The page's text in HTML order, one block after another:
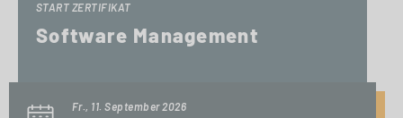
START ZERTIFIKAT
Software Management
Fr., 11. September 2026